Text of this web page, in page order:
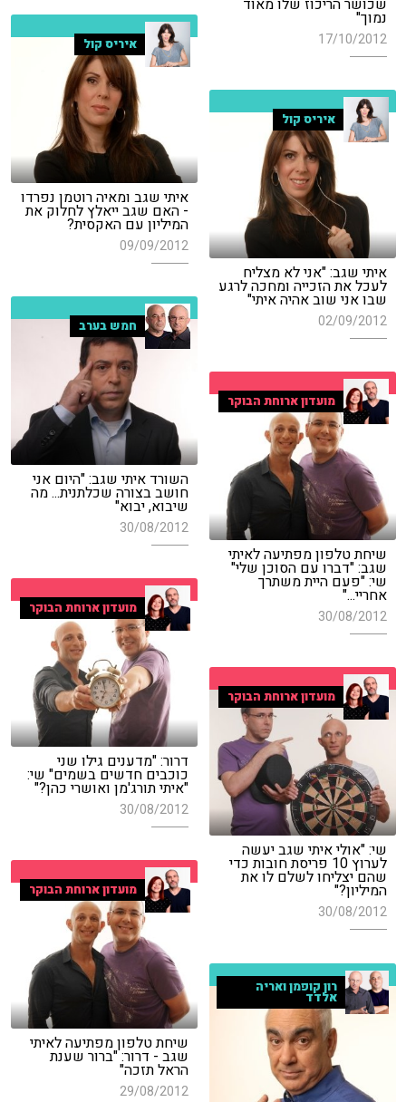
נמוך"
17/10/2012 איריס קול
איתי שגב ומאיה רוטמן נפרדו
- האם שגב ייאלץ לחלוק את
המיליון עם האקסית?
09/09/2012
איריס קול
איתי שגב: "אני לא מצליח
לעכל את הזכייה ומחכה לרגע
שבו אני שוב אהיה איתי"
02/09/2012 חמש בערב
השורד איתי שגב: "היום אני
חושב בצורה שכלתנית... מה
שיבוא, יבוא"
30/08/2012
מועדון ארוחת הבוקר
שיחת טלפון מפתיעה לאיתי
שגב: "דברו עם הסוכן שלי"
שי: "פעם היית משתרך
אחריי..."
30/08/2012 מועדון ארוחת הבוקר
דרור: "מדענים גילו שני
כוכבים חדשים בשמים" שי:
"איתי תורג'מן ואושרי כהן?"
30/08/2012
מועדון ארוחת הבוקר
שי: "אולי איתי שגב יעשה
לערוץ 10 פריסת חובות כדי
שהם יצליחו לשלם לו את
המיליון?"
30/08/2012
מועדון ארוחת הבוקר
שיחת טלפון מפתיעה לאיתי
שגב - דרור: "ברור שענת
הראל תזכה"
29/08/2012
רון קופמן ואריה
אלדד